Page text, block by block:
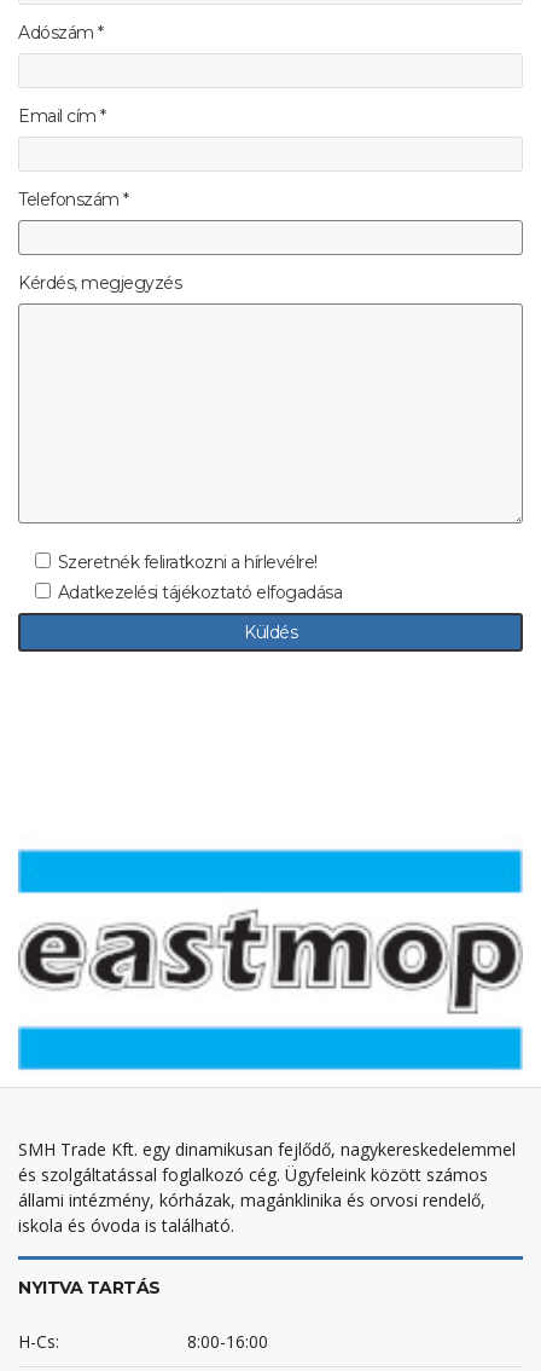
Adószám *
Email cím *
Telefonszám *
Kérdés, megjegyzés
Szeretnék feliratkozni a hírlevélre!
Adatkezelési tájékoztató elfogadása
SMH Trade Kft. egy dinamikusan fejlődő, nagykereskedelemmel
és szolgáltatással foglalkozó cég. Ügyfeleink között számos
állami intézmény, kórházak, magánklinika és orvosi rendelő,
iskola és óvoda is található.
NYITVA TARTÁS
H-Cs: 8:00-16:00